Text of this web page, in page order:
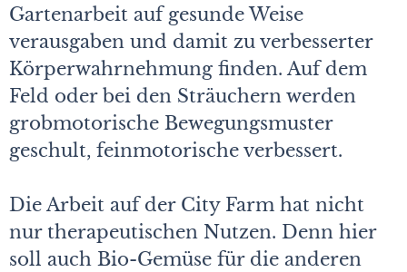
Gartenarbeit auf gesunde Weise
verausgaben und damit zu verbesserter
Körperwahrnehmung finden. Auf dem
Feld oder bei den Sträuchern werden
grobmotorische Bewegungsmuster
geschult, feinmotorische verbessert.
Die Arbeit auf der City Farm hat nicht
nur therapeutischen Nutzen. Denn hier
soll auch Bio-Gemüse für die anderen